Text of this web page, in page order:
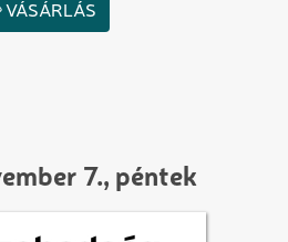
VÁSÁRLÁS
7., péntek